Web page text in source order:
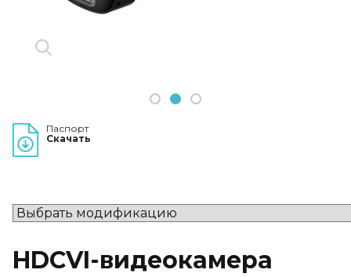
1 2 3
Паспорт
Скачать
HDCVI-видеокамера